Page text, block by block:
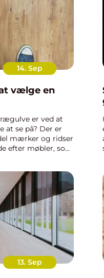
14. Sep
vælge en
er ved at
se på? Der er
mærker og ridser
efter møbler, som
13. Sep